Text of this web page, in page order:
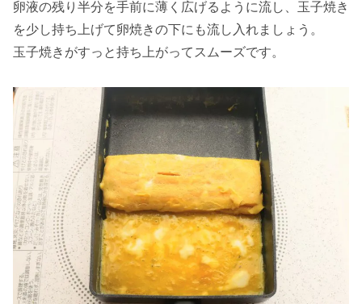
卵液の残り半分を手前に薄く広げるように流し、玉子焼き
を少し持ち上げて卵焼きの下にも流し入れましょう。
玉子焼きがすっと持ち上がってスムーズです。